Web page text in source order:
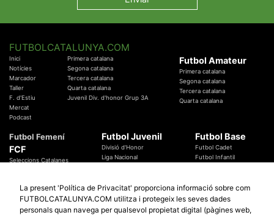
FUTBOLCATALUNYA.COM
Inici
Notícies
Marcador
Taller
F. d'Estiu
Mercat
Podcast
Primera catalana
Segona catalana
Tercera catalana
Quarta catalana
Juvenil Div. d'honor Grup 3A
Futbol Amateur
Primera catalana
Segona catalana
Tercera catalana
Quarta catalana
Futbol Femení
FCF
Seleccions Catalanes
Temes Federatius
Futbol Juvenil
Divisió d'Honor
Liga Nacional
Futbol Base
Futbol Cadet
Futbol Infantil
Futbol Catalunya Especials
La present 'Política de Privacitat' proporciona informació sobre com
FUTBOLCATALUNYA.COM utilitza i protegeix les seves dades
personals quan navega per qualsevol propietat digital (pàgines web,